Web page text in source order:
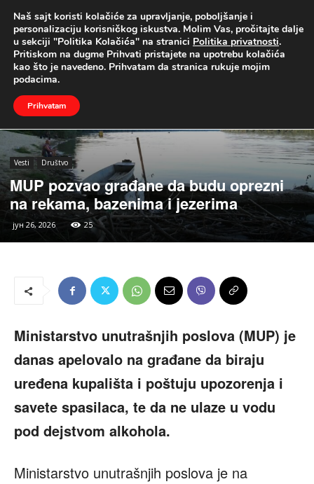
UŽIVO
Naslovna Vesti Društvo
Vesti Društvo
MUP pozvao građane da budu oprezni
na rekama, bazenima i jezerima
јун 26, 2026 25
Ministarstvo unutrašnjih poslova (MUP) je
danas apelovalo na građane da biraju
uređena kupališta i poštuju upozorenja i
savete spasilaca, te da ne ulaze u vodu
pod dejstvom alkohola.
Ministarstvo unutrašnjih poslova je na
Naš sajt koristi kolačiće za upravljanje, poboljšanje i
personalizaciju korisničkog iskustva. Molim Vas, pročitajte dalje
u sekciji "Politika Kolačića" na stranici Politika privatnosti.
Pritiskom na dugme Prihvati pristajete na upotrebu kolačića
kao što je navedeno. Prihvatam da stranica rukuje mojim
podacima.
Prihvatam